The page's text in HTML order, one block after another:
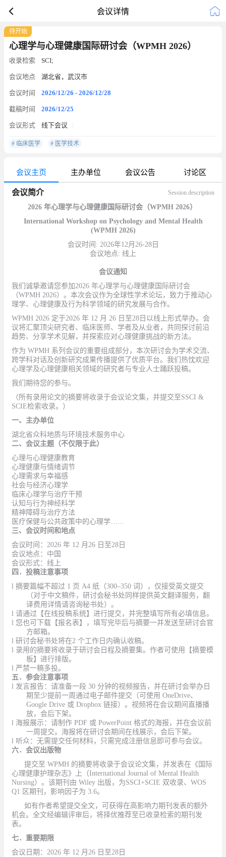
会议详情
待开始
心理学与心理健康国际研讨会（WPMH 2026）
收录检索 SCI;
会议地点 湖北省，武汉市
会议时间 2026/12/26 - 2026/12/28
截稿时间 2026/12/25
会议形式 线下会议
# 临床医学 # 医学技术
会议主页 主办单位 会议公告 讨论区
会议简介 Session description
2026 年心理学与心理健康国际研讨会（WPMH 2026）
International Workshop on Psychology and Mental Health
(WPMH 2026)
会议时间 : 2026年12月26-28日
会议地点: 线上
会议通知
我们诚挚邀请您参加2026 年心理学与心理健康国际研讨会
（WPMH 2026）。本次会议作为全球性学术论坛，致力于推动心
理学、心理健康及行为科学领域的研究发展与合作。
WPMH 2026 定于2026 年 12 月 26 日至28日以线上形式举办。会
议将汇聚顶尖研究者、临床医师、学者及从业者，共同探讨前沿
趋势、分享学术见解，并探索应对心理健康挑战的新方法。
作为 WPMH 系列会议的重要组成部分，本次研讨会为学术交流、
跨学科对话及创新研究成果传播提供了优质平台。我们热忱欢迎
心理学及心理健康相关领域的研究者与专业人士踊跃投稿。
我们期待您的参与。
（所有录用论文的摘要将收录于会议论文集，并提交至SSCI &
SCIE检索收录。）
一、主办单位
湖北省众科地质与环境技术服务中心
二、会议主题（不仅限于此）
心理与心理健康教育
心理健康与情绪调节
心理需求与幸福感
社会与经济心理学
临床心理学与治疗干预
认知与行为神经科学
精神障碍与治疗方法
医疗保健与公共政策中的心理学……
三、会议时间和地点
会议时间：2026 年 12 月26 日至28日
会议地点：中国
会议形式：线上
四．投稿注意事项
l摘要篇幅不超过 1 页 A4 纸（300–350 词），仅接受英文提交
（对于中文稿件，研讨会秘书处同样提供英文翻译服务，翻
译费用详情请咨询秘书处）。
l请通过【在线投稿系统】进行提交，并完整填写所有必填信息。
l您也可下载【报名表】，填写完毕后与摘要一并发送至研讨会官
方邮箱。
l研讨会秘书处将在2 个工作日内确认收稿。
l 录用的摘要将收录于研讨会日程及摘要集。作者可使用【摘要模
板】进行排版。
l 严禁一稿多投。
五．参会注意事项
l发言报告：请准备一段 30 分钟的视频报告，并在研讨会举办日
期至少提前一周通过电子邮件提交（可使用 OneDrive、
Google Drive 或 Dropbox 链接）。视频将在会议期间直播播
放，会后下架。
l 海报展示：请制作 PDF 或 PowerPoint 格式的海报，并在会议前
一周提交。海报将在研讨会期间在线展示，会后下架。
l 听众：无需提交任何材料，只需完成注册信息即可参与会议。
六．会议出版物
提交至 WPMH 的摘要将收录于会议论文集，并发表在《国际
心理健康护理杂志》上（International Journal of Mental Health
Nursing）。该期刊由 Wiley 出版，为SSCI+SCIE 双收录、WOS
Q1 区期刊，影响因子为 3.6。
如有作者希望提交全文，可获得在高影响力期刊发表的额外
机会。全文经编辑评审后，将择优推荐至已收录检索的期刊发
表。
七．重要期限
会议日期：2026 年 12 月26 日至28日